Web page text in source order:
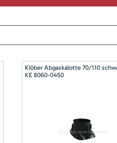
Klöber Abgaskalotte 70/110
KE 8060-0450